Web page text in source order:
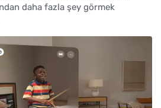
daha fazla şey görmek